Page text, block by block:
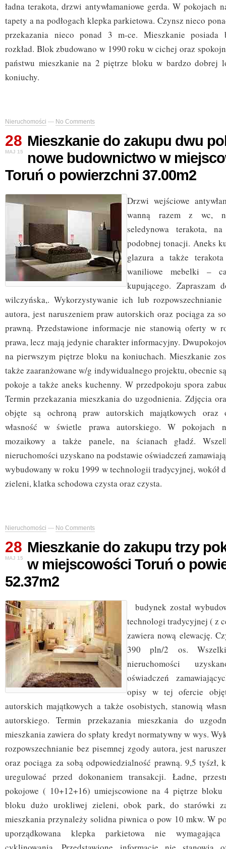
ładna terakota, drzwi antywłamaniowe gerda. W pokojach
tapety a na podłogach klepka parkietowa. Czynsz nieco
przekazania nieco ponad 3 m-ce. Mieszkanie posiada
rozkład. Blok zbudowano w 1990 roku w cichej oraz
państwu mieszkanie na 2 piętrze bloku w bardzo dobrej
koniuchy.
Nieruchomości — No Comments
28
MAJ 15
Mieszkanie do zakupu dwu
nowe budownictwo w
Toruń o powierzchni 37.00m2
Drzwi wejściowe
wanną razem z wc,
seledynowa terakota,
podobnej tonacji. Aneks
glazura a także
waniliowe mebelki –
kupującego. Zapraszam
wilczyńska,. Wykorzystywanie ich lub
autora, jest naruszeniem praw autorskich oraz pociąga za
prawną. Przedstawione informacje nie stanowią oferty w
prawa, lecz mają jedynie charakter informacyjny.
na pierwszym piętrze bloku na koniuchach. Mieszkanie
także zaaranżowane w/g indywidualnego projektu, obecnie
pokoje a także aneks kuchenny. W przedpokoju spora
Termin przekazania mieszkania do uzgodnienia. Zdjęcia
objęte są ochroną praw autorskich majątkowych oraz
własność w świetle prawa autorskiego. W pokojach
mozaikowy a także panele, na ścianach gładź.
nieruchomości uzyskano na podstawie oświadczeń
wybudowany w roku 1999 w technologii tradycyjnej, wokół
zieleni, klatka schodowa czysta oraz czysta.
Nieruchomości — No Comments
28
MAJ 15
Mieszkanie do zakupu trzy
w miejscowości Toruń o
52.37m2
budynek został
technologi tradycyjnej ( z
zawiera nową elewację.
390 pln/2 os.
nieruchomości
oświadczeń
opisy w tej ofercie
autorskich majątkowych a także osobistych, stanowią
autorskiego. Termin przekazania mieszkania do
mieszkania zawiera do spłaty kredyt normatywny w wys.
rozpowszechnianie bez pisemnej zgody autora, jest
oraz pociąga za sobą odpowiedzialność prawną. 9,5 tyśzł,
uregulować przed dokonaniem transakcji. Ładne,
pokojowe ( 10+12+16) umiejscowione na 4 piętrze bloku
bloku dużo urokliwej zieleni, obok park, do starówki
mieszkania przynależy solidna piwnica o pow 10 mkw. W
uporządkowana klepka parkietowa nie